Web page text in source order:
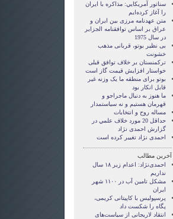
سناتور آمريکايي: مذاکره با ايران
را آغاز کرده‌ايم
متن عهدنامه مرزى بين ايران و
عراق بر اساس توافقنامه الجزاير
در سال 1975
بی نظیر بوتو، قربانی مذهب
خشونت
ترکمنستان بر خلاف توافق قبلی
خواستار افزایش قیمت گاز است
بوتو برای منطقه ما یک وزنه غیر
قابل انکار بود
ما هنوز به دنبال ماجراجو و
قهرمان هستيم و نه سياستمدار
مساله روح و انتخابات
حداقل 20 مورد خلاف علمي در
گزارش احمدی نژاد
احمدی نژاد تغییر کرده است
آخرین مطالب
احمدی‌نژاد: اعدام زیر ۱۸ سال
نداریم
مشکل تامین آب در ۱۱۰۰ شهر
ایران
پرسپولیس با کاپیتانی کریمی،
پگاه را شکست داد
انتقاد لاریجانی از سیاست‌های